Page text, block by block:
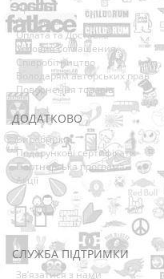
Про нас
Доставка
Оплата та Доставка
Условия соглашения
Співробітництво
Володарям авторських прав
Повернення товарів
ДОДАТКОВО
Виробники
Подарункові сертифікати
Партнерська програма
Акції
СЛУЖБА ПІДТРИМКИ
Зв’язатися з нами